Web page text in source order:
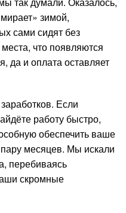
зимой,
сами сидят без
что появляются
да и оплата оставляет
Если
работу быстро,
обеспечить ваше
месяцев. Мы искали
перебиваясь
скромные